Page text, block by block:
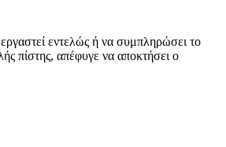
εντελώς ή να συμπληρώσει το
πίστης, απέφυγε να αποκτήσει ο